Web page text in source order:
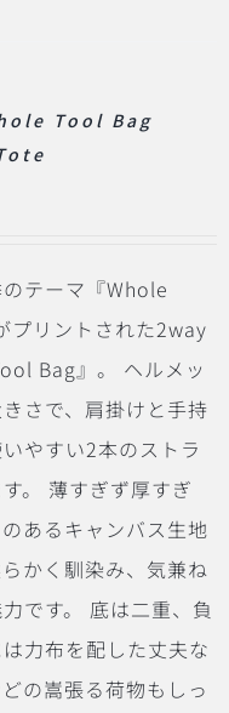
Tool Bag
テーマ『Whole
プリントされた2way
Bag』。 ヘルメッ
さで、肩掛けと手持
やすい2本のストラ
。 薄すぎず厚すぎ
あるキャンバス生地
かく馴染み、気兼ね
です。 底は二重、負
力布を配した丈夫な
の嵩張る荷物もしっ